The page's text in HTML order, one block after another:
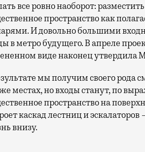
все ровно наоборот:
пространство как
И довольно большими
в метро будущего. В апреле
виде наконец утвердила
мы получим своего
местах, но входы станут, по
пространство на
каскад лестниц и
внизу.